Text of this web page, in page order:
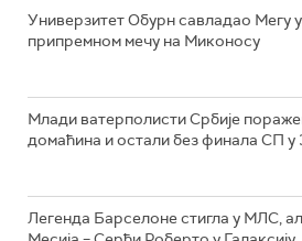
Универзитет Обурн савладао Мегу
припремном мечу на Миконосу
Млади ватерполисти Србије
домаћина и остали без финала СП у
Легенда Барселоне стигла у МЛС,